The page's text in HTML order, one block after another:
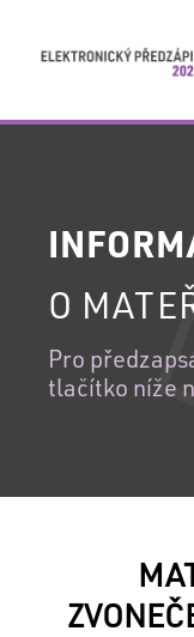
O
Pro
tlačítko níže
DO
VAŠEHO
ÚČTU